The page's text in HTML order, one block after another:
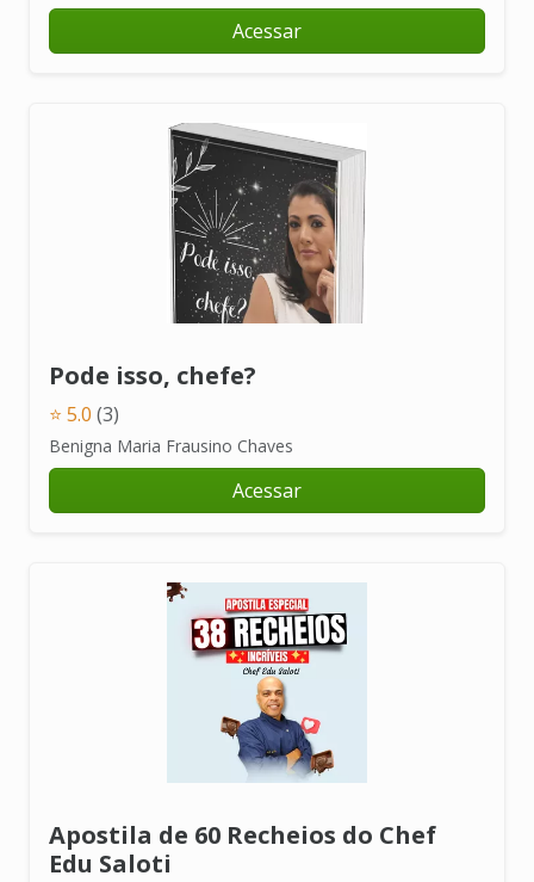
Acessar
Pode isso, chefe?
⭐ 5.0 (3)
Benigna Maria Frausino Chaves
Acessar
Apostila de 60 Recheios do Chef
Edu Saloti